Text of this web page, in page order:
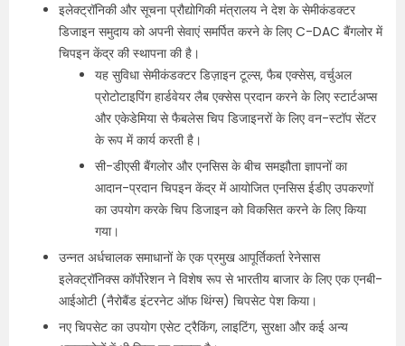
इलेक्ट्रॉनिकी और सूचना प्रौद्योगिकी मंत्रालय ने देश के सेमीकंडक्टर
डिजाइन समुदाय को अपनी सेवाएं समर्पित करने के लिए C-DAC बैंगलोर में
चिपइन केंद्र की स्थापना की है।
यह सुविधा सेमीकंडक्टर डिज़ाइन टूल्स, फैब एक्सेस, वर्चुअल
प्रोटोटाइपिंग हार्डवेयर लैब एक्सेस प्रदान करने के लिए स्टार्टअप्स
और एकेडेमिया से फैबलेस चिप डिजाइनरों के लिए वन-स्टॉप सेंटर
के रूप में कार्य करती है।
सी-डीएसी बैंगलोर और एनसिस के बीच समझौता ज्ञापनों का
आदान-प्रदान चिपइन केंद्र में आयोजित एनसिस ईडीए उपकरणों
का उपयोग करके चिप डिजाइन को विकसित करने के लिए किया
गया।
उन्नत अर्धचालक समाधानों के एक प्रमुख आपूर्तिकर्ता रेनेसास
इलेक्ट्रॉनिक्‍स कॉर्पोरेशन ने विशेष रूप से भारतीय बाजार के लिए एक एनबी-
आईओटी (नैरोबैंड इंटरनेट ऑफ थिंग्स) चिपसेट पेश किया।
नए चिपसेट का उपयोग एसेट ट्रैकिंग, लाइटिंग, सुरक्षा और कई अन्य